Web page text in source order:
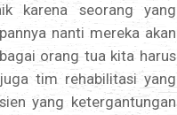
karena seorang yang
nanti mereka akan
orang tua kita harus
tim rehabilitasi yang
yang ketergantungan